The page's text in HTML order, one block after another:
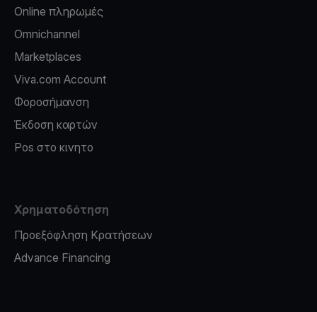
Online πληρωμές
Omnichannel
Marketplaces
Viva.com Account
Φοροσήμανση
Έκδοση καρτών
Pos στο κινητο
Χρηματοδότηση
Προεξόφληση Κρατήσεων
Advance Financing